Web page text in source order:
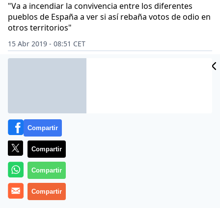
"Va a incendiar la convivencia entre los diferentes
pueblos de España a ver si así rebaña votos de odio en
otros territorios"
15 Abr 2019 - 08:51 CET
Archivado en:
Compartir
Compartir
Compartir
Compartir